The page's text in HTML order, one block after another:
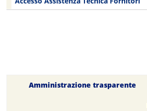
Amministrazione trasparente